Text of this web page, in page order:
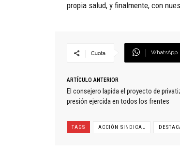
propia salud, y finalmente, con
Cuota WhatsApp
ARTÍCULO ANTERIOR
El consejero lapida el proyecto de
presión ejercida en todos los frentes
TAGS ACCIÓN SINDICAL